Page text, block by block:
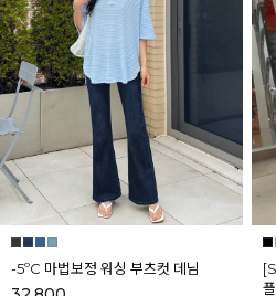
-5ºC 마법보정 워싱 부츠컷 데님